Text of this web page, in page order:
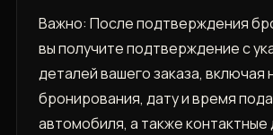
Важно: После подтверждения
вы получите подтверждение с
деталей вашего заказа‚ включая
бронирования‚ дату и время
автомобиля‚ а также контактные